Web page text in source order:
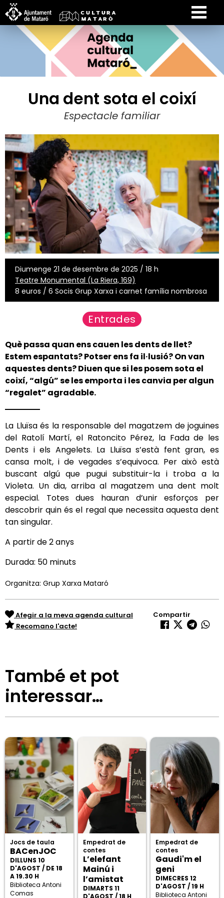
Una dent sota el coixí
Espectacle familiar
Diumenge 21 de desembre de 2025 / 18 h
Teatre Monumental (La Riera, 169)
8 euros / 6 Socis Grup Xarxa i carnet família nombrosa
Entrades
Què passa quan ens cauen les dents de llet?
Estem espantats? Potser ens fa il·lusió? On van
aquestes dents? Diuen que si les posem sota el
coixí, “algú” se les emporta i les canvia per algun
“regalet” agradable.
La Lluïsa és la responsable del magatzem de joguines
del Ratolí Martí, el Ratoncito Pérez, la Fada de les
Dents i els Angelets. La Lluïsa s’està fent gran, es
cansa molt, i de vegades s’equivoca. Per això està
buscant algú que pugui substituir-la i troba a la
Violeta. Un dia, arriba al magatzem una dent molt
especial. Totes dues hauran d’unir esforços per
descobrir quin és el regal que necessita aquesta dent
tan singular.
A partir de 2 anys
Durada: 50 minuts
Organitza: Grup Xarxa Mataró
Afegir a la meva agenda cultural
Recomano l'acte!
Compartir
També et pot
interessar…
Jocs de taula
BACenJOC
DILLUNS 10
D'AGOST / DE 18
A 19.30 H
Biblioteca Antoni
Comas
Empedrat de
contes
L’elefant
Mainú i
l’amistat
DIMARTS 11
D'AGOST / 18 H
Empedrat de
contes
Gaudi'm el
geni
DIMECRES 12
D'AGOST / 19 H
Biblioteca Antoni